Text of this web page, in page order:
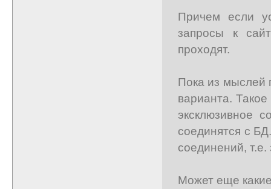
Причем если
запросы к
проходят.
Пока из мыслей
варианта.
эксклюзивное
соединятся с
соединений,
Может еще